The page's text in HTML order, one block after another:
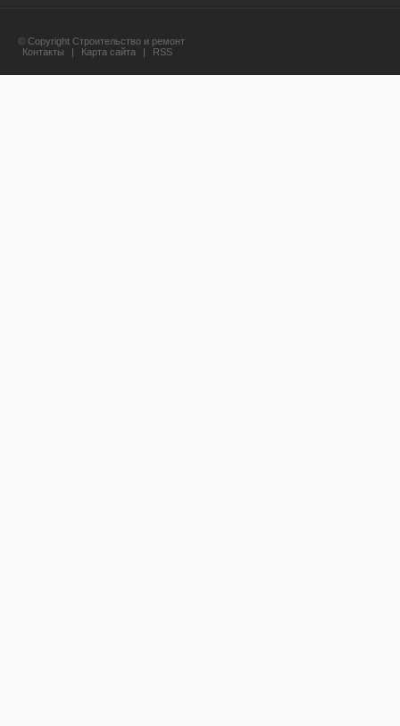
© Copyright Строительство и ремонт
Контакты
| Карта сайта | RSS